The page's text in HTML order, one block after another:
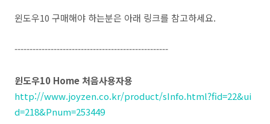
윈도우10 구매해야 하는분은 아래 링크를 참고하세요.
---------------------------------------------------
윈도우10 Home 처음사용자용
http://www.joyzen.co.kr/product/sInfo.html?fid=22&ui
d=218&Pnum=253449